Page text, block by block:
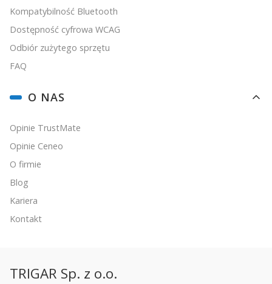
Kompatybilność Bluetooth
Dostępność cyfrowa WCAG
Odbiór zużytego sprzętu
FAQ
O NAS
Opinie TrustMate
Opinie Ceneo
O firmie
Blog
Kariera
Kontakt
TRIGAR Sp. z o.o.